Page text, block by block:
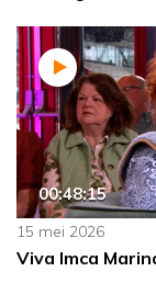
00:48:15
15 mei 2026
Viva Imca